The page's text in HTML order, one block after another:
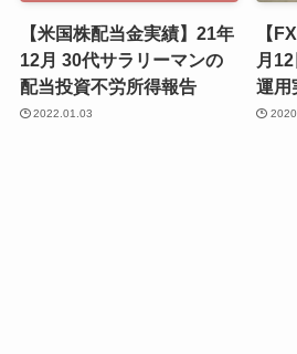
【米国株配当金実績】21年
12月 30代サラリーマンの
配当投資不労所得報告
2022.01.03
【
月
運用